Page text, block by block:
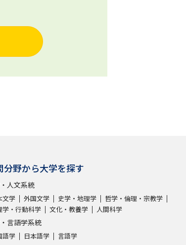
分野から大学を探す
人文系統
文学 外国文学 史学・地理学
哲学・倫理・宗教学
学・行動科学
文化・教養学 人間科学
言語学系統
語学 日本語学 言語学